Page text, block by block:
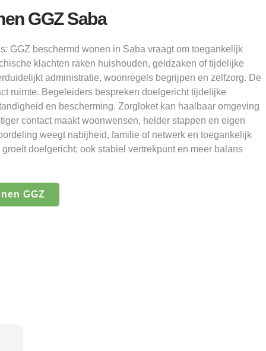
GGZ Saba
GGZ beschermd wonen in Saba vraagt om toegankelijk
klachten raken huishouden, geldzaken of tijdelijke
administratie, woonregels begrijpen en zelfzorg. De
ruimte. Begeleiders bespreken doelgericht tijdelijke
en bescherming. Zorgloket kan haalbaar omgeving
contact maakt woonwensen, helder stappen en eigen
weegt nabijheid, familie of netwerk en toegankelijk
doelgericht; ook stabiel vertrekpunt en meer balans
GGZ